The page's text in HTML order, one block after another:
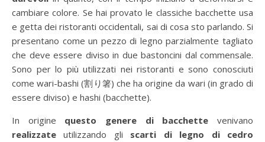
cambiare colore. Se hai provato le classiche bacchette usa
e getta dei ristoranti occidentali, sai di cosa sto parlando. Si
presentano come un pezzo di legno parzialmente tagliato
che deve essere diviso in due bastoncini dal commensale.
Sono per lo più utilizzati nei ristoranti e sono conosciuti
come wari-bashi (割り箸) che ha origine da wari (in grado di
essere diviso) e hashi (bacchette).
In origine questo genere di bacchette venivano
realizzate utilizzando gli scarti di legno di cedro